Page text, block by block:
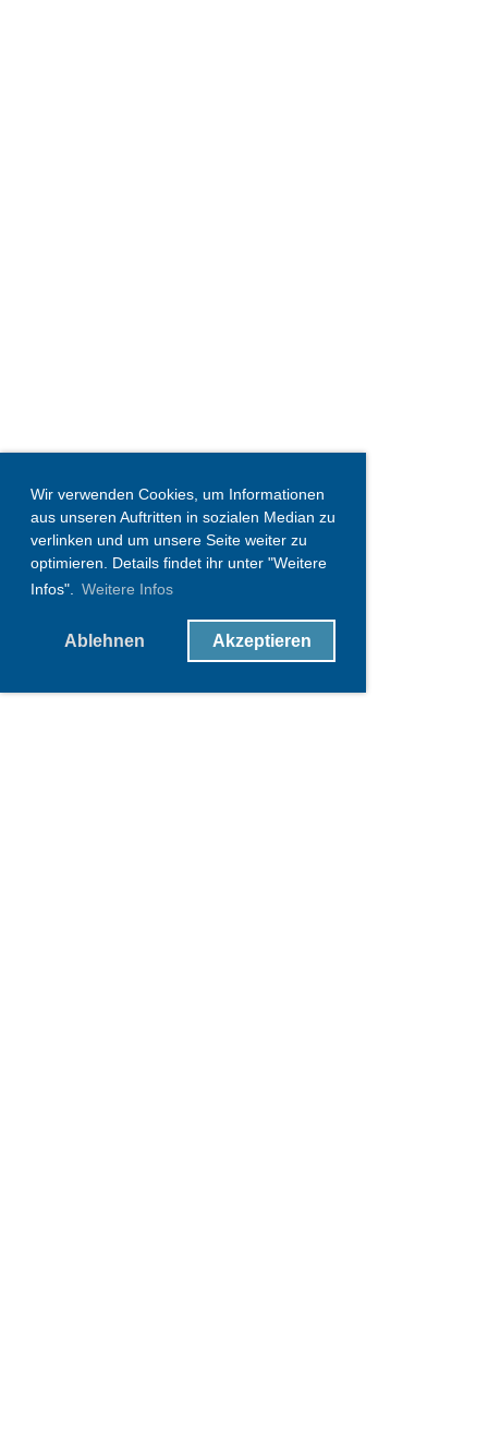
Wir verwenden Cookies, um Informationen
aus unseren Auftritten in sozialen Median zu
verlinken und um unsere Seite weiter zu
optimieren. Details findet ihr unter "Weitere
Infos". Weitere Infos
Ablehnen Akzeptieren